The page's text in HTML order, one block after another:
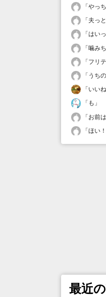
「やっ
「夫っと
「はいっ
「噛み
「フリ
「 うち
「いいね
「 も 」
「お前
「ほい！
最近